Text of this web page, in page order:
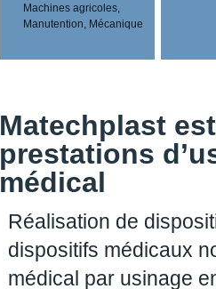
Machines agricoles,
Manutention, Mécanique
Matechplast
prestations
médical
Réalisation de
dispositifs médicaux
médical par usinage